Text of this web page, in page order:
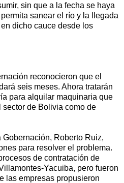
sin que a la fecha se haya
sanear el río y la llegada
dicho cauce desde los
reconocieron que el
seis meses. Ahora tratarán
para alquilar maquinaria que
de Bolivia como de
Roberto Ruiz,
para resolver el problema.
de contratación de
Yacuiba, pero fueron
las empresas propusieron